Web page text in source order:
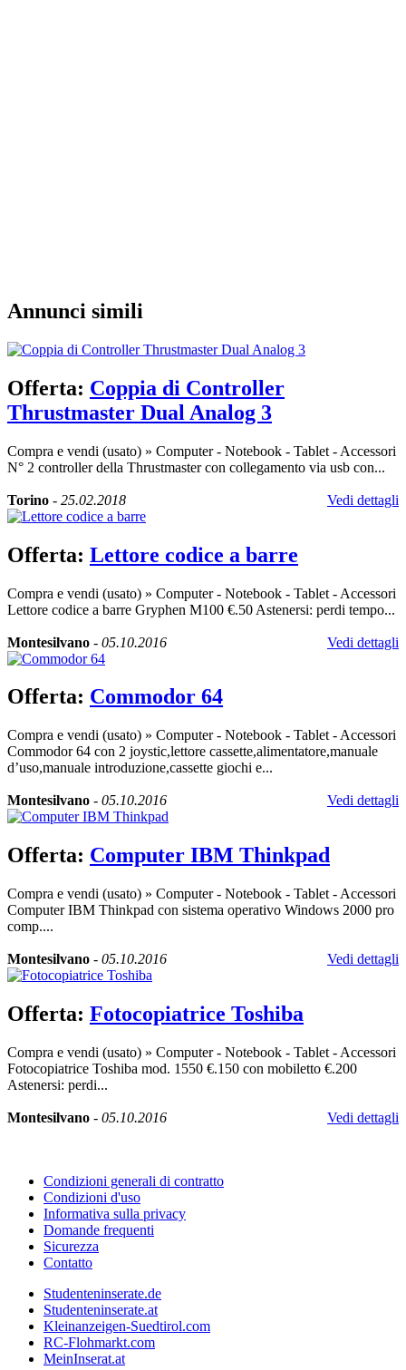
Annunci simili
Offerta: Coppia di Controller
Thrustmaster Dual Analog 3
Compra e vendi (usato) » Computer - Notebook - Tablet - Accessori
N° 2 controller della Thrustmaster con collegamento via usb con...
Torino - 25.02.2018 Vedi dettagli
Offerta: Lettore codice a barre
Compra e vendi (usato) » Computer - Notebook - Tablet - Accessori
Lettore codice a barre Gryphen M100 €.50 Astenersi: perdi tempo...
Montesilvano - 05.10.2016 Vedi dettagli
Offerta: Commodor 64
Compra e vendi (usato) » Computer - Notebook - Tablet - Accessori
Commodor 64 con 2 joystic,lettore cassette,alimentatore,manuale
d’uso,manuale introduzione,cassette giochi e...
Montesilvano - 05.10.2016 Vedi dettagli
Offerta: Computer IBM Thinkpad
Compra e vendi (usato) » Computer - Notebook - Tablet - Accessori
Computer IBM Thinkpad con sistema operativo Windows 2000 pro
comp....
Montesilvano - 05.10.2016 Vedi dettagli
Offerta: Fotocopiatrice Toshiba
Compra e vendi (usato) » Computer - Notebook - Tablet - Accessori
Fotocopiatrice Toshiba mod. 1550 €.150 con mobiletto €.200
Astenersi: perdi...
Montesilvano - 05.10.2016 Vedi dettagli
Condizioni generali di contratto
Condizioni d'uso
Informativa sulla privacy
Domande frequenti
Sicurezza
Contatto
Studenteninserate.de
Studenteninserate.at
Kleinanzeigen-Suedtirol.com
RC-Flohmarkt.com
MeinInserat.at